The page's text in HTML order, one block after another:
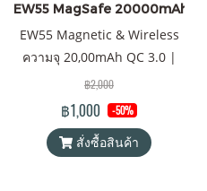
EW55 MagSafe 20000mAh
EW55 Magnetic & Wireless
ความจุ 20,00mAh QC 3.0 |
PD 20W แบตเตอรี่สำรองไร้
สายระบบแม่เหล็ก พาวเวอร์
แบงค์ & Wireless Charger
Orsen by Eloop ของแท้ 100%
฿2,000
฿1,000 -50%
สั่งซื้อสินค้า